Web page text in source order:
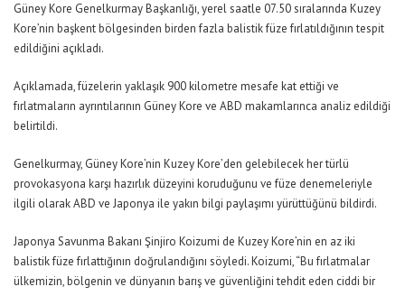
Güney Kore Genelkurmay Başkanlığı, yerel saatle 07.50 sıralarında Kuzey
Kore’nin başkent bölgesinden birden fazla balistik füze fırlatıldığının tespit
edildiğini açıkladı.
Açıklamada, füzelerin yaklaşık 900 kilometre mesafe kat ettiği ve
fırlatmaların ayrıntılarının Güney Kore ve ABD makamlarınca analiz edildiği
belirtildi.
Genelkurmay, Güney Kore’nin Kuzey Kore’den gelebilecek her türlü
provokasyona karşı hazırlık düzeyini koruduğunu ve füze denemeleriyle
ilgili olarak ABD ve Japonya ile yakın bilgi paylaşımı yürüttüğünü bildirdi.
Japonya Savunma Bakanı Şinjiro Koizumi de Kuzey Kore’nin en az iki
balistik füze fırlattığının doğrulandığını söyledi. Koizumi, “Bu fırlatmalar
ülkemizin, bölgenin ve dünyanın barış ve güvenliğini tehdit eden ciddi bir